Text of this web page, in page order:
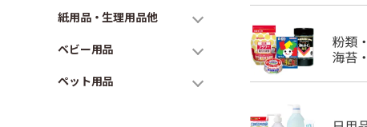
紙用品・生理用品他
ベビー用品
ペット用品